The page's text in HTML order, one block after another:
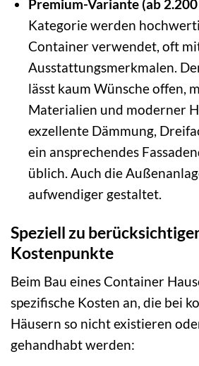
Premium-Variante (ab
Kategorie werden
Container verwendet, oft
Ausstattungsmerkmalen.
lässt kaum Wünsche offen,
Materialien und moderner
exzellente Dämmung,
ein ansprechendes
üblich. Auch die
aufwendiger gestaltet.
Speziell zu
Kostenpunkte
Beim Bau eines Container
spezifische Kosten an, die bei
Häusern so nicht existieren
gehandhabt werden: